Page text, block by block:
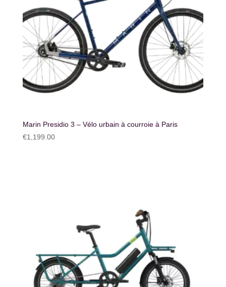
Marin Presidio 3 – Vélo urbain à courroie à Paris
€1,199.00